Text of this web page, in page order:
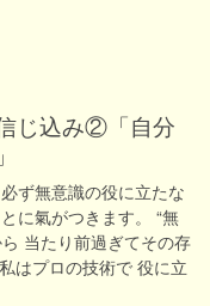
ず無意識の役に立たな
に氣がつきます。 “無
当たり前過ぎてその存
はプロの技術で 役に立